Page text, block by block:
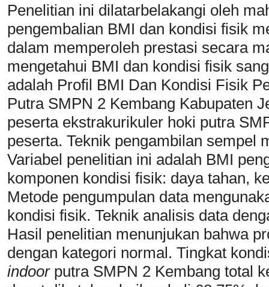
Penelitian ini dilatarbelakangi oleh
pengembalian BMI dan kondisi fisik
dalam memperoleh prestasi secara
mengetahui BMI dan kondisi fisik
adalah Profil BMI Dan Kondisi Fisik
Putra SMPN 2 Kembang Kabupaten
peserta ekstrakurikuler hoki putra
peserta. Teknik pengambilan sempel
Variabel penelitian ini adalah BMI
komponen kondisi fisik: daya tahan,
Metode pengumpulan data
kondisi fisik. Teknik analisis data
Hasil penelitian menunjukan bahwa
dengan kategori normal. Tingkat
indoor putra SMPN 2 Kembang total